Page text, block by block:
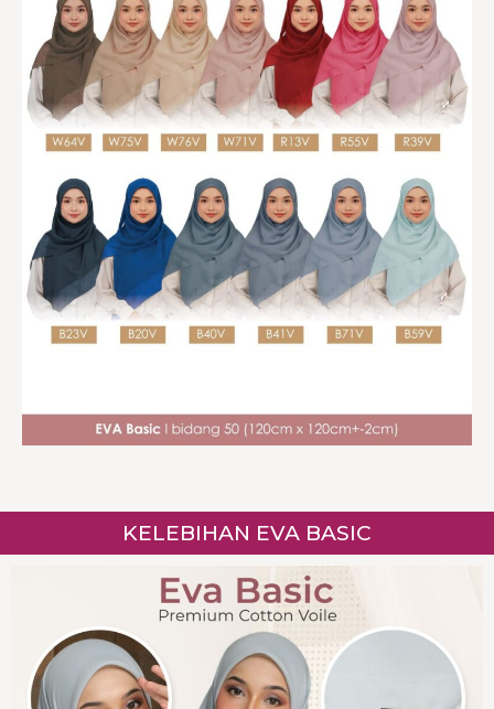
KELEBIHAN EVA BASIC